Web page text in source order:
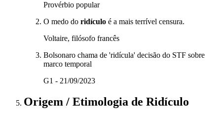
Provérbio popular
O medo do ridículo é a mais terrível censura.
Voltaire, filósofo francês
Bolsonaro chama de 'ridícula' decisão do STF sobre
marco temporal
G1 - 21/09/2023
Origem / Etimologia de Ridículo